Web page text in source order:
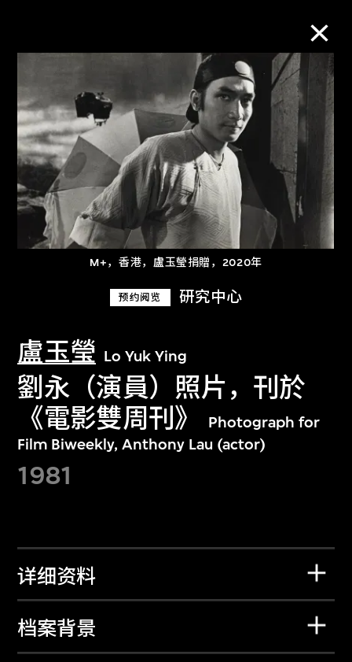
M+，香港，盧玉瑩捐贈，2020年
预约阅览 研究中心
盧玉瑩 Lo Yuk Ying
劉永（演員）照片，刊於
《電影雙周刊》
Photograph for
Film Biweekly, Anthony Lau (actor)
1981
详细资料
档案背景
M+藏品
进一步筛选 搜索
关于M+藏品
探索世界顶级的二十及二十一世纪视觉